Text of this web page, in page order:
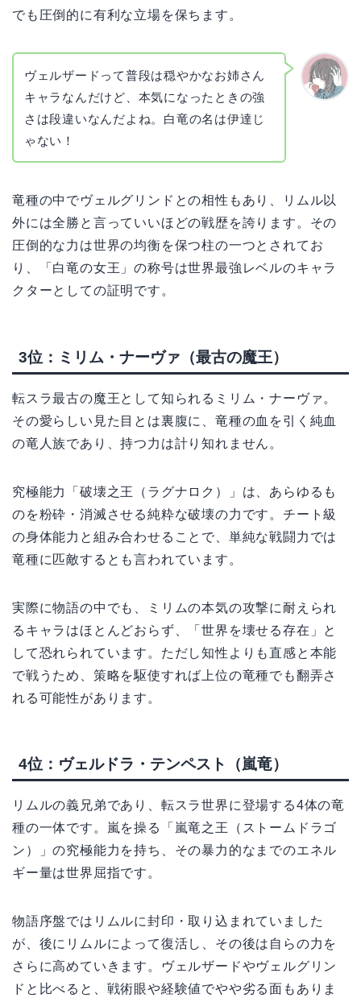
でも圧倒的に有利な立場を保ちます。
ヴェルザードって普段は穏やかなお姉さん
キャラなんだけど、本気になったときの強
さは段違いなんだよね。白竜の名は伊達じ
ゃない！
竜種の中でヴェルグリンドとの相性もあり、リムル以
外には全勝と言っていいほどの戦歴を誇ります。その
圧倒的な力は世界の均衡を保つ柱の一つとされてお
り、「白竜の女王」の称号は世界最強レベルのキャラ
クターとしての証明です。
3位：ミリム・ナーヴァ（最古の魔王）
転スラ最古の魔王として知られるミリム・ナーヴァ。
その愛らしい見た目とは裏腹に、竜種の血を引く純血
の竜人族であり、持つ力は計り知れません。
究極能力「破壊之王（ラグナロク）」は、あらゆるも
のを粉砕・消滅させる純粋な破壊の力です。チート級
の身体能力と組み合わせることで、単純な戦闘力では
竜種に匹敵するとも言われています。
実際に物語の中でも、ミリムの本気の攻撃に耐えられ
るキャラはほとんどおらず、「世界を壊せる存在」と
して恐れられています。ただし知性よりも直感と本能
で戦うため、策略を駆使すれば上位の竜種でも翻弄さ
れる可能性があります。
4位：ヴェルドラ・テンペスト（嵐竜）
リムルの義兄弟であり、転スラ世界に登場する4体の竜
種の一体です。嵐を操る「嵐竜之王（ストームドラゴ
ン）」の究極能力を持ち、その暴力的なまでのエネル
ギー量は世界屈指です。
物語序盤ではリムルに封印・取り込まれていました
が、後にリムルによって復活し、その後は自らの力を
さらに高めていきます。ヴェルザードやヴェルグリン
ドと比べると、戦術眼や経験値でやや劣る面もありま